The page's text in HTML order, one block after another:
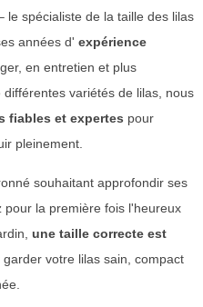
le spécialiste de la taille des lilas
années d' expérience
en entretien et plus
variétés de lilas, nous
fiables et expertes pour
pleinement.
souhaitant approfondir ses
la première fois l'heureux
une taille correcte est
garder votre lilas sain, compact